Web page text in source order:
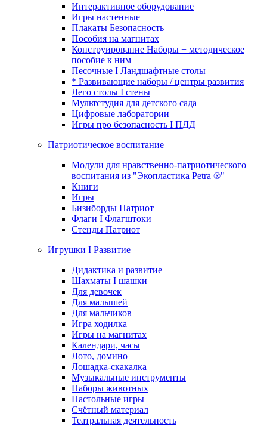
Интерактивное оборудование
Игры настенные
Плакаты Безопасность
Пособия на магнитах
Конструирование Наборы + методическое
пособие к ним
Песочные I Ландшафтные столы
* Развивающие наборы / центры развития
Лего столы I стены
Мультстудия для детского сада
Цифровые лаборатории
Игры про безопасность I ПДД
Патриотическое воспитание
Модули для нравственно-патриотического
воспитания из "Экопластика Petra ®"
Книги
Игры
Бизиборды Патриот
Флаги I Флагштоки
Стенды Патриот
Игрушки I Развитие
Дидактика и развитие
Шахматы I шашки
Для девочек
Для малышей
Для мальчиков
Игра ходилка
Игры на магнитах
Календари, часы
Лото, домино
Лошадка-скакалка
Музыкальные инструменты
Наборы животных
Настольные игры
Счётный материал
Театральная деятельность